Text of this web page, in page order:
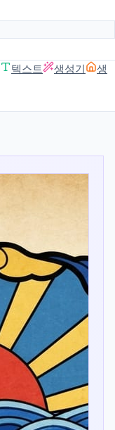
텍스트 생성기
생